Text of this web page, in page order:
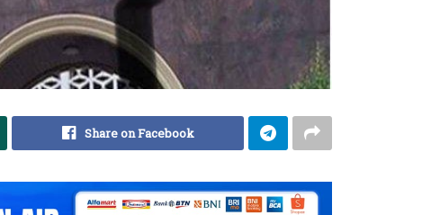
Share on Facebook